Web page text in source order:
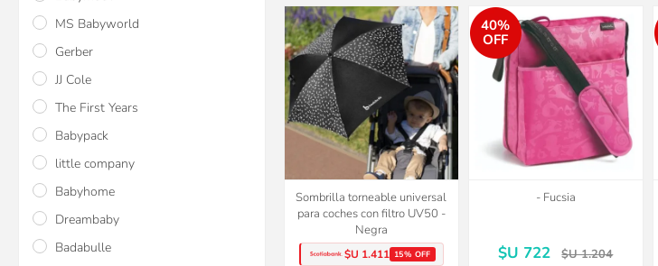
Sombrilla torneable universal
para coches con filtro UV50 -
Negra
$U 1.411 15% OFF
40%
OFF
- Fucsia
$U 722 $U 1.204
MS Babyworld
Gerber
JJ Cole
The First Years
Babypack
little company
Babyhome
Dreambaby
Badabulle